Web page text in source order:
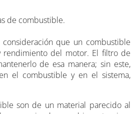
de combustible.
que un combustible
del motor. El filtro de
de esa manera; sin este,
el combustible y en el sistema,
son de un material parecido al